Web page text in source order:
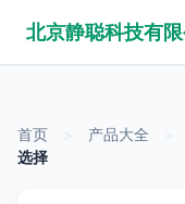
北京静聪科技有
首页 产品大全
选择